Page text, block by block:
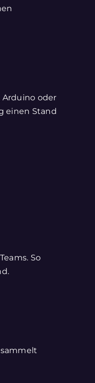
Arduino oder
einen Stand
So